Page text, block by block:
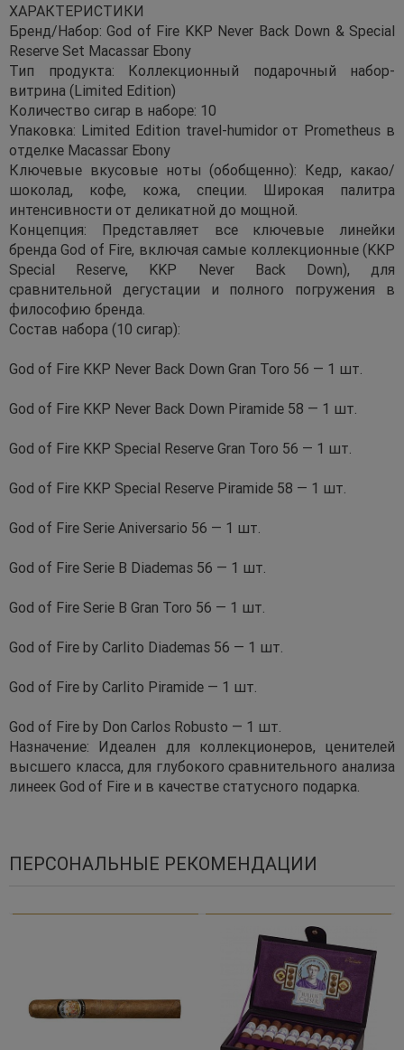
ХАРАКТЕРИСТИКИ
Бренд/Набор: God of Fire KKP Never Back Down & Special
Reserve Set Macassar Ebony
Тип продукта: Коллекционный подарочный набор-
витрина (Limited Edition)
Количество сигар в наборе: 10
Упаковка: Limited Edition travel-humidor от Prometheus в
отделке Macassar Ebony
Ключевые вкусовые ноты (обобщенно): Кедр, какао/
шоколад, кофе, кожа, специи. Широкая палитра
интенсивности от деликатной до мощной.
Концепция: Представляет все ключевые линейки
бренда God of Fire, включая самые коллекционные (KKP
Special Reserve, KKP Never Back Down), для
сравнительной дегустации и полного погружения в
философию бренда.
Состав набора (10 сигар):
God of Fire KKP Never Back Down Gran Toro 56 — 1 шт.
God of Fire KKP Never Back Down Piramide 58 — 1 шт.
God of Fire KKP Special Reserve Gran Toro 56 — 1 шт.
God of Fire KKP Special Reserve Piramide 58 — 1 шт.
God of Fire Serie Aniversario 56 — 1 шт.
God of Fire Serie B Diademas 56 — 1 шт.
God of Fire Serie B Gran Toro 56 — 1 шт.
God of Fire by Carlito Diademas 56 — 1 шт.
God of Fire by Carlito Piramide — 1 шт.
God of Fire by Don Carlos Robusto — 1 шт.
Назначение: Идеален для коллекционеров, ценителей
высшего класса, для глубокого сравнительного анализа
линеек God of Fire и в качестве статусного подарка.
ПЕРСОНАЛЬНЫЕ РЕКОМЕНДАЦИИ